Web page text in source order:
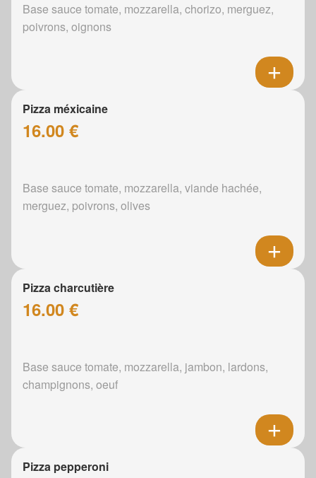
Base sauce tomate, mozzarella, chorizo, merguez,
poivrons, oignons
Pizza méxicaine
16.00 €
Base sauce tomate, mozzarella, viande hachée,
merguez, poivrons, olives
Pizza charcutière
16.00 €
Base sauce tomate, mozzarella, jambon, lardons,
champignons, oeuf
Pizza pepperoni